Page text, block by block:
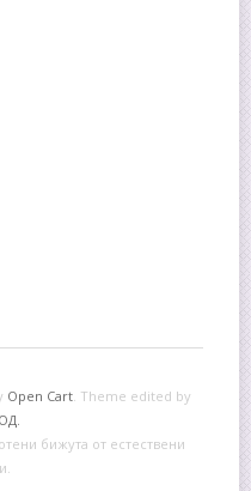
Open Cart. Theme edited by
бижута от естествени